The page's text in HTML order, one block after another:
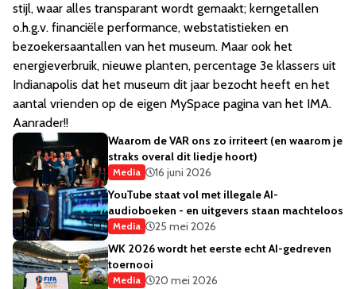
stijl, waar alles transparant wordt gemaakt; kerngetallen
o.h.g.v. financiële performance, webstatistieken en
bezoekersaantallen van het museum. Maar ook het
energieverbruik, nieuwe planten, percentage 3e klassers uit
Indianapolis dat het museum dit jaar bezocht heeft en het
aantal vrienden op de eigen MySpace pagina van het IMA.
Aanrader!!
Waarom de VAR ons zo irriteert (en waarom je
straks overal dit liedje hoort)
Media
16 juni 2026
YouTube staat vol met illegale AI-
audioboeken - en uitgevers staan machteloos
Media
25 mei 2026
WK 2026 wordt het eerste echt AI-gedreven
toernooi
Media
20 mei 2026